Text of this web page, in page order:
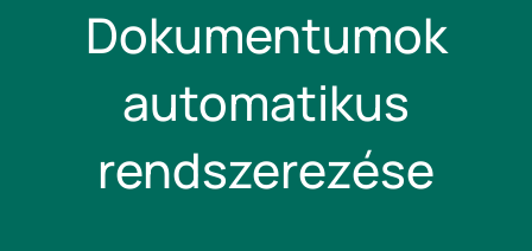
Dokumentumok
automatikus
rendszerezése